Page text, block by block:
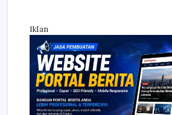
Iklan